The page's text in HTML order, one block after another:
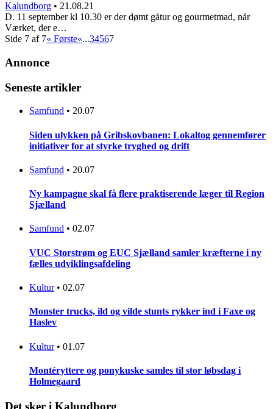
Kalundborg • 21.08.21
D. 11 september kl 10.30 er der dømt gåtur og gourmetmad, når
Værket, der e…
Side 7 af 7« Første«...34567
Annonce
Seneste artikler
Samfund • 20.07
Siden ulykken på Gribskovbanen: Lokaltog gennemfører
initiativer for at styrke tryghed og drift
Samfund • 20.07
Ny kampagne skal få flere praktiserende læger til Region
Sjælland
Samfund • 02.07
VUC Storstrøm og EUC Sjælland samler kræfterne i ny
fælles udviklingsafdeling
Kultur • 02.07
Monster trucks, ild og vilde stunts rykker ind i Faxe og
Haslev
Kultur • 01.07
Montéryttere og ponykuske samles til stor løbsdag i
Holmegaard
Det sker i Kalundborg